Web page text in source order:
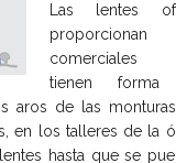
Las lentes
comerciales
tienen forma
aros de las
en los talleres de la
hasta que se